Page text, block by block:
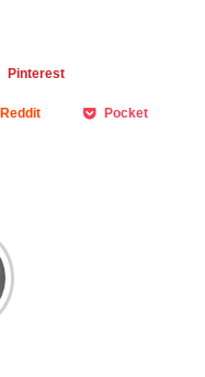
Pinterest
Reddit Pocket